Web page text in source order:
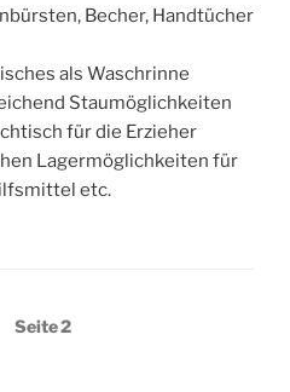
Becher, Handtücher
als Waschrinne
Staumöglichkeiten
für die Erzieher
Lagermöglichkeiten für
etc.
Seite2